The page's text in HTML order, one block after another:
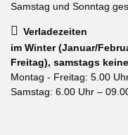
Samstag und Sonntag
Verladezeiten
im Winter (Januar/
Freitag), samstags
Montag - Freitag: 5.00
Samstag: 6.00 Uhr –